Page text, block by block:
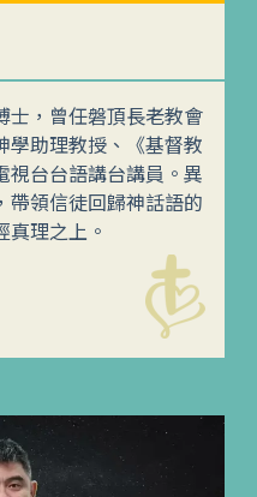
士，曾任磐頂長老教會
學助理教授、《基督教
視台台語講台講員。異
帶領信徒回歸神話語的
理之上。